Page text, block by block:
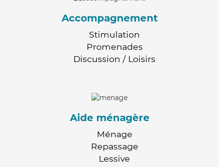
Accompagnement
Stimulation
Promenades
Discussion / Loisirs
Aide ménagère
Ménage
Repassage
Lessive